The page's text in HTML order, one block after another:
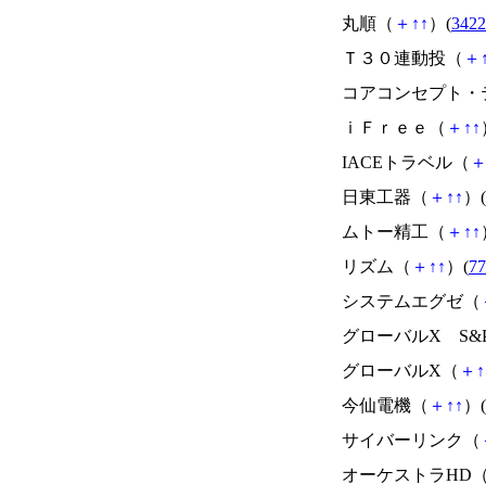
丸順（ ＋ ↑ ↑ ）(3422
Ｔ３０連動投（ ＋
コアコンセプト・
ｉＦｒｅｅ（ ＋ ↑ ↑
IACEトラベル（ ＋
日東工器（ ＋ ↑ ↑ ）(
ムトー精工（ ＋ ↑ ↑
リズム（ ＋ ↑ ↑ ）(
システムエグゼ（
グローバルX
グローバルX（ ＋ ↑
今仙電機（ ＋ ↑ ↑ ）(
サイバーリンク（
オーケストラHD